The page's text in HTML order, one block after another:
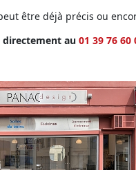
être déjà précis ou
directement au 01 39 76 60